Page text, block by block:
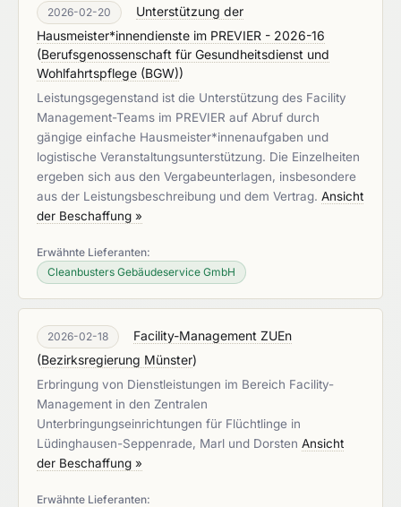
2026-02-20
Unterstützung der
Hausmeister*innendienste im PREVIER - 2026-16
(Berufsgenossenschaft für Gesundheitsdienst und
Wohlfahrtspflege (BGW))
Leistungsgegenstand ist die Unterstützung des Facility
Management-Teams im PREVIER auf Abruf durch
gängige einfache Hausmeister*innenaufgaben und
logistische Veranstaltungsunterstützung. Die Einzelheiten
ergeben sich aus den Vergabeunterlagen, insbesondere
aus der Leistungsbeschreibung und dem Vertrag. Ansicht
der Beschaffung »
Erwähnte Lieferanten:
Cleanbusters Gebäudeservice GmbH
2026-02-18
Facility-Management ZUEn
(Bezirksregierung Münster)
Erbringung von Dienstleistungen im Bereich Facility-
Management in den Zentralen
Unterbringungseinrichtungen für Flüchtlinge in
Lüdinghausen-Seppenrade, Marl und Dorsten Ansicht
der Beschaffung »
Erwähnte Lieferanten: